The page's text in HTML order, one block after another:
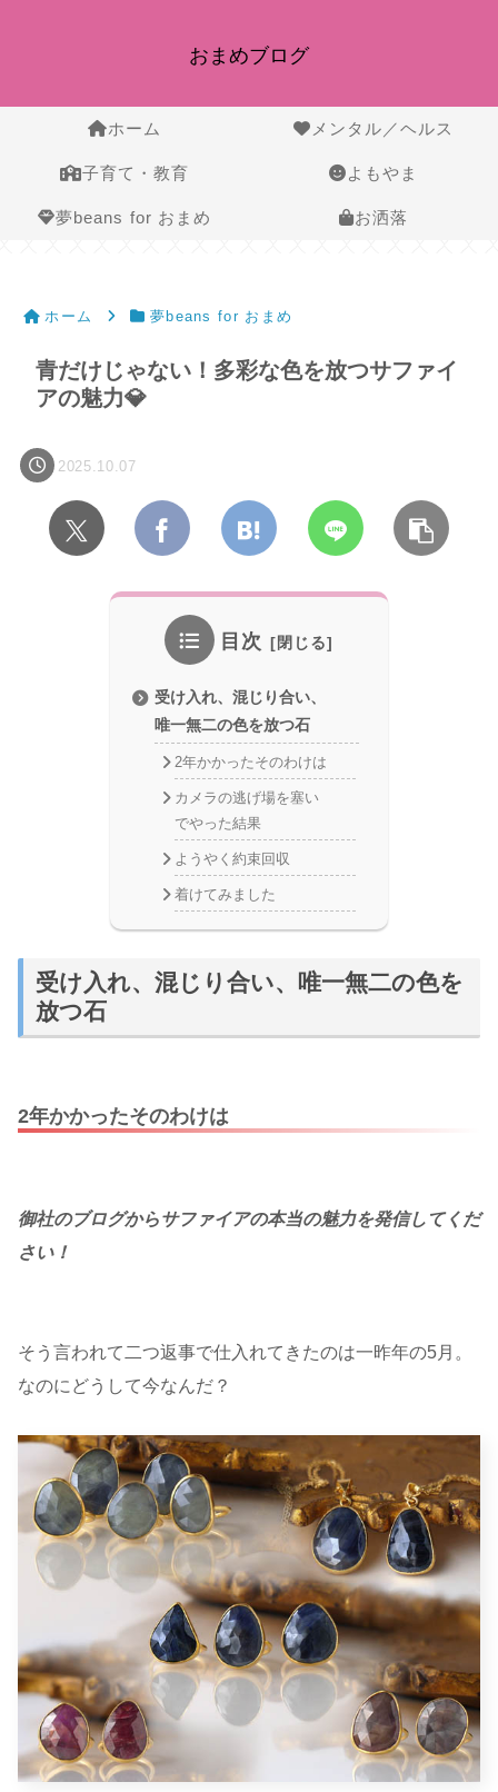
おまめブログ
ホーム メンタル／ヘルス
子育て・教育 よもやま
夢beans for おまめ お洒落
ホーム 夢beans for おまめ
青だけじゃない！多彩な色を放つサファイ
アの魅力💎
2025.10.07
目次
受け入れ、混じり合い、
唯一無二の色を放つ石
2年かかったそのわけは
カメラの逃げ場を塞い
でやった結果
ようやく約束回収
着けてみました
受け入れ、混じり合い、唯一無二の色を
放つ石
2年かかったそのわけは
御社のブログからサファイアの本当の魅力を発信してくだ
さい！
そう言われて二つ返事で仕入れてきたのは一昨年の5月。
なのにどうして今なんだ？